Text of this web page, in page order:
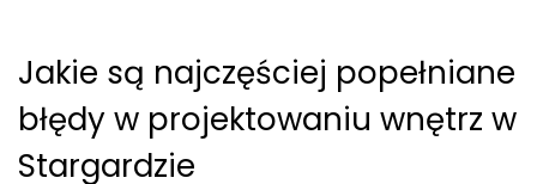
Jakie są najczęściej popełniane
błędy w projektowaniu wnętrz w
Stargardzie